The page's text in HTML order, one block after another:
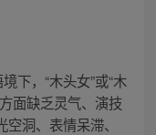
下，“木头女”或“木
面缺乏灵气、演技
洞、表情呆滞、